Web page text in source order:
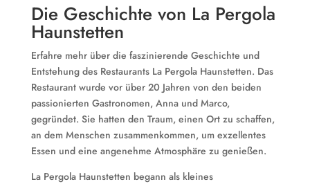
Die Geschichte von La Pergola
Haunstetten
Erfahre mehr über die faszinierende Geschichte und
Entstehung des Restaurants La Pergola Haunstetten. Das
Restaurant wurde vor über 20 Jahren von den beiden
passionierten Gastronomen, Anna und Marco,
gegründet. Sie hatten den Traum, einen Ort zu schaffen,
an dem Menschen zusammenkommen, um exzellentes
Essen und eine angenehme Atmosphäre zu genießen.
La Pergola Haunstetten begann als kleines